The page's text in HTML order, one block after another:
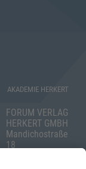
AKADEMIE HERKERT
FORUM VERLAG
HERKERT GMBH
Mandichostraße
18